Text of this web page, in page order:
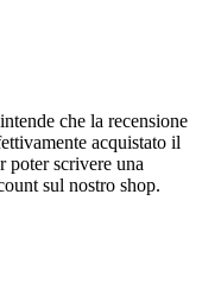
che la recensione
acquistato il
poter scrivere una
sul nostro shop.